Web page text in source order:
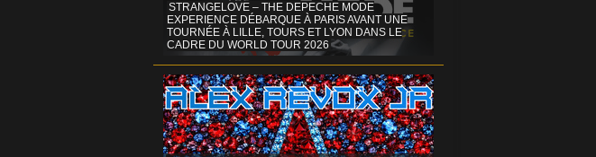
STRANGELOVE – THE DEPECHE MODE
EXPERIENCE DÉBARQUE À PARIS AVANT UNE
TOURNÉE À LILLE, TOURS ET LYON DANS LE
CADRE DU WORLD TOUR 2026